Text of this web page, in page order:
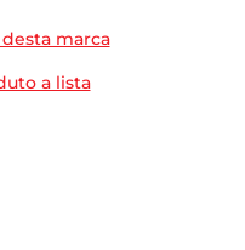
marca
a lista